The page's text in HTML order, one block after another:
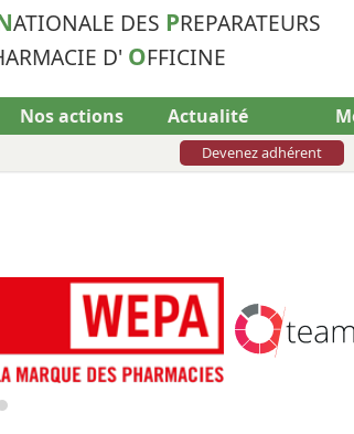
ATIONALE DES PREPARATEURS
D' OFFICINE
Nos actions Actualité
Devenez adhérent